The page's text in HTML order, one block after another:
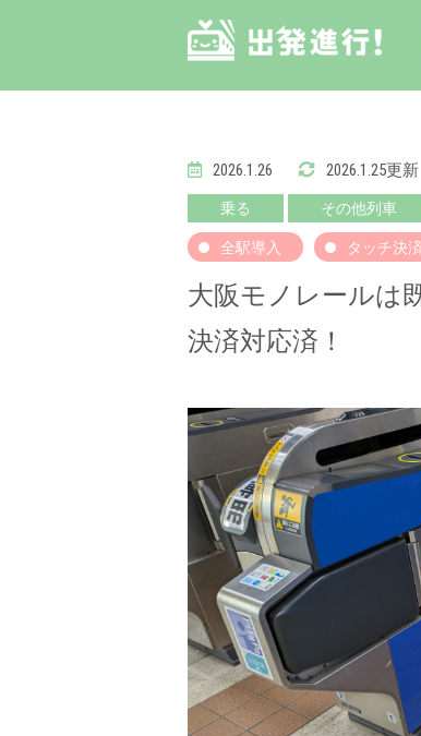
2026.1.26 2026.1.25更新
乗る その他列車
全駅導入 タッチ決済
大阪モノレールは
決済対応済！